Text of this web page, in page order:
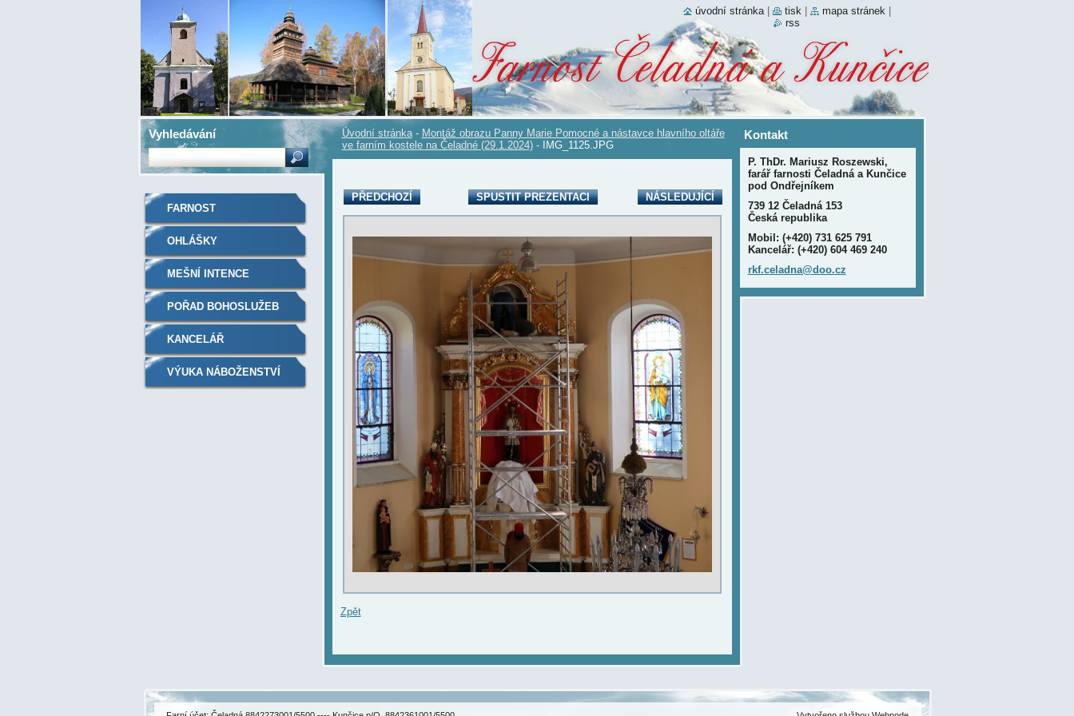
Úvodní stránka - Montáž obrazu Panny Marie Pomocné a nástavce hlavního oltáře
ve farním kostele na Čeladné (29.1.2024) - IMG_1125.JPG
PŘEDCHOZÍ SPUSTIT PREZENTACI NÁSLEDUJÍCÍ
Zpět
FARNOST
OHLÁŠKY
MEŠNÍ INTENCE
POŘAD BOHOSLUŽEB
KANCELÁŘ
VÝUKA NÁBOŽENSTVÍ
Kontakt
P. ThDr. Mariusz Roszewski,
farář farnosti Čeladná a Kunčice
pod Ondřejníkem
739 12 Čeladná 153
Česká republika
Mobil: (+420) 731 625 791
Kancelář: (+420) 604 469 240
rkf.celadna@doo.cz
Vyhledávání
úvodní stránka tisk mapa stránek
rss